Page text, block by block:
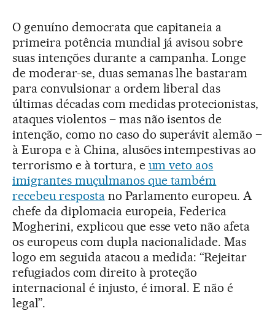
O genuíno democrata que capitaneia a
primeira potência mundial já avisou sobre
suas intenções durante a campanha. Longe
de moderar-se, duas semanas lhe bastaram
para convulsionar a ordem liberal das
últimas décadas com medidas protecionistas,
ataques violentos – mas não isentos de
intenção, como no caso do superávit alemão –
à Europa e à China, alusões intempestivas ao
terrorismo e à tortura, e um veto aos
imigrantes muçulmanos que também
recebeu respostano Parlamento europeu. A
chefe da diplomacia europeia, Federica
Mogherini, explicou que esse veto não afeta
os europeus com dupla nacionalidade. Mas
logo em seguida atacou a medida: “Rejeitar
refugiados com direito à proteção
internacional é injusto, é imoral. E não é
legal”.